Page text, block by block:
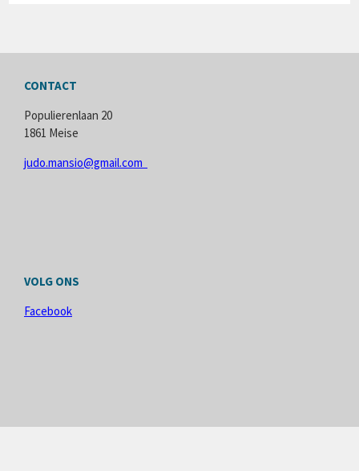
CONTACT
Populierenlaan 20
1861 Meise
judo.mansio@gmail.com
VOLG ONS
Facebook